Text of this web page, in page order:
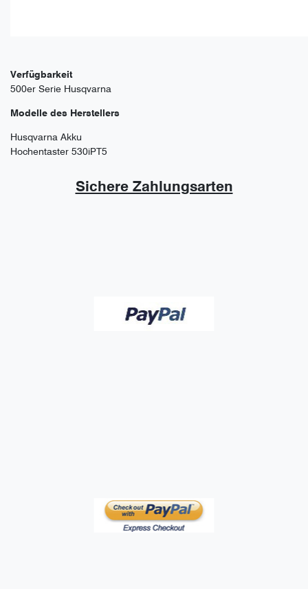
Verfügbarkeit
500er Serie Husqvarna
Modelle des Herstellers
Husqvarna Akku
Hochentaster 530iPT5
Sichere Zahlungsarten